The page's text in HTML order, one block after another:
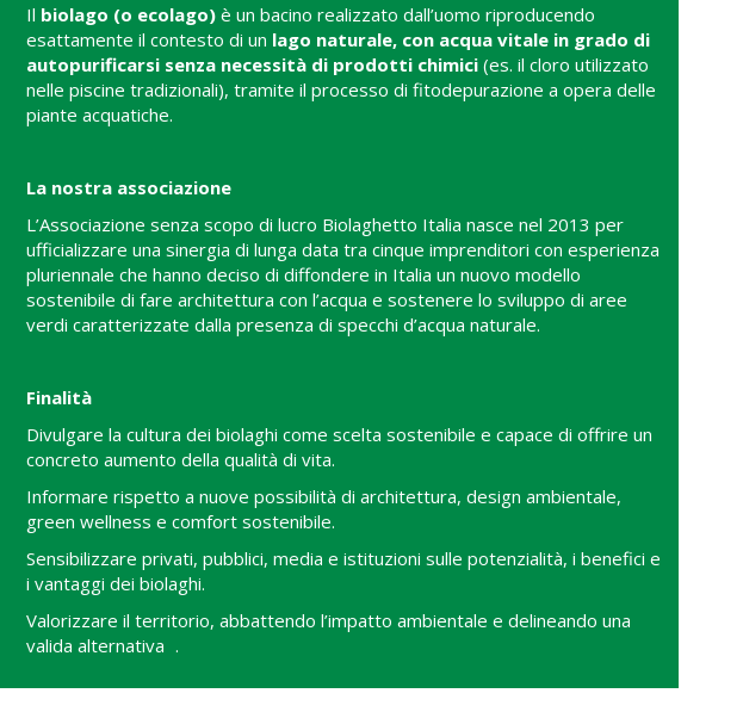
Il biolago (o ecolago)è un bacino realizzato dall’uomo riproducendo
esattamente il contesto di un lago naturale, con acqua vitale in grado di
autopurificarsi senza necessità di prodotti chimici(es. il cloro utilizzato
nelle piscine tradizionali), tramite il processo di fitodepurazione a opera delle
piante acquatiche.
La nostra associazione
L’Associazione senza scopo di lucro Biolaghetto Italia nasce nel 2013 per
ufficializzare una sinergia di lunga data tra cinque imprenditori con esperienza
pluriennale che hanno deciso di diffondere in Italia un nuovo modello
sostenibile di fare architettura con l’acqua e sostenere lo sviluppo di aree
verdi caratterizzate dalla presenza di specchi d’acqua naturale.
Finalità
Divulgare la cultura dei biolaghi come scelta sostenibile e capace di offrire un
concreto aumento della qualità di vita.
Informare rispetto a nuove possibilità di architettura, design ambientale,
green wellness e comfort sostenibile.
Sensibilizzare privati, pubblici, media e istituzioni sulle potenzialità, i benefici e
i vantaggi dei biolaghi.
Valorizzare il territorio, abbattendo l’impatto ambientale e delineando una
valida alternativa .